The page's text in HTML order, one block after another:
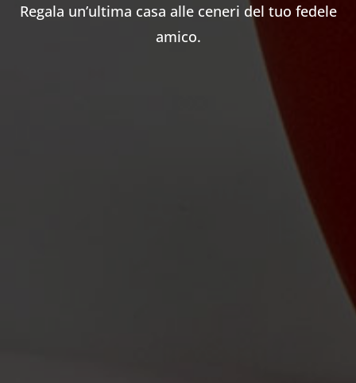
Regala un’ultima casa alle ceneri del tuo fedele
amico.